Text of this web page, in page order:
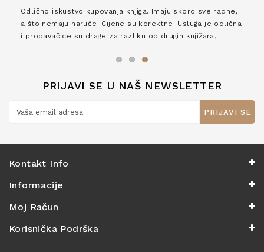
Odlično iskustvo kupovanja knjiga. Imaju skoro sve radne,
a što nemaju naruče. Cijene su korektne. Usluga je odlična
i prodavačice su drage za razliku od drugih knjižara,
PRIJAVI SE U NAŠ NEWSLETTER
PRIJAVI SE
Kontakt Info
Informacije
Moj Račun
Korisnička Podrška